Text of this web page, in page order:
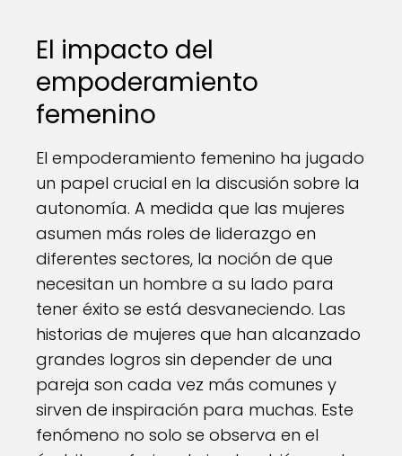
El impacto del
empoderamiento
femenino
El empoderamiento femenino ha jugado
un papel crucial en la discusión sobre la
autonomía. A medida que las mujeres
asumen más roles de liderazgo en
diferentes sectores, la noción de que
necesitan un hombre a su lado para
tener éxito se está desvaneciendo. Las
historias de mujeres que han alcanzado
grandes logros sin depender de una
pareja son cada vez más comunes y
sirven de inspiración para muchas. Este
fenómeno no solo se observa en el